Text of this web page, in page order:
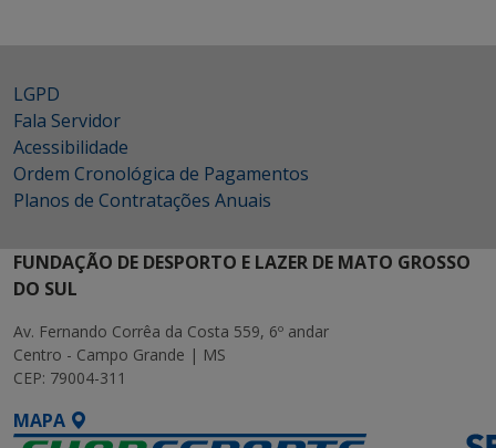
LGPD
Fala Servidor
Acessibilidade
Ordem Cronológica de Pagamentos
Planos de Contratações Anuais
FUNDAÇÃO DE DESPORTO E LAZER DE MATO GROSSO
DO SUL
Av. Fernando Corrêa da Costa 559, 6º andar
Centro - Campo Grande | MS
CEP: 79004-311
MAPA